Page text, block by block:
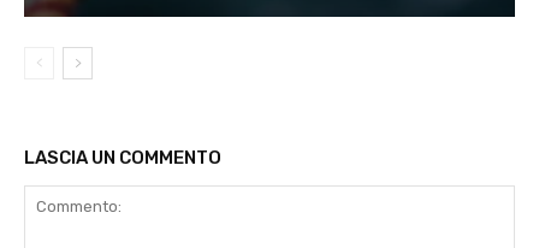
LASCIA UN COMMENTO